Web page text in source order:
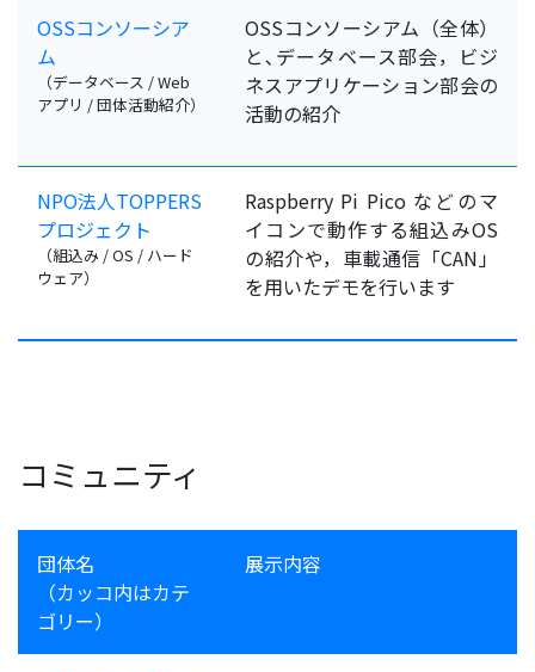
OSSコンソーシア
ム
（データベース / Web
アプリ / 団体活動紹介）
OSSコンソーシアム（全体）
と､データベース部会，ビジ
ネスアプリケーション部会の
活動の紹介
NPO法人TOPPERS
プロジェクト
（組込み / OS / ハード
ウェア）
Raspberry Pi Pico などのマ
イコンで動作する組込みOS
の紹介や，車載通信「CAN」
を用いたデモを行います
コミュニティ
団体名
（カッコ内はカテ
ゴリー）
展示内容